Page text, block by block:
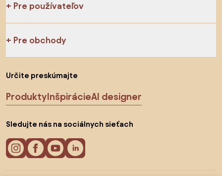
Pre používateľov
Pre obchody
Určite preskúmajte
ProduktyInšpirácieAI designer
Sledujte nás na sociálnych sieťach